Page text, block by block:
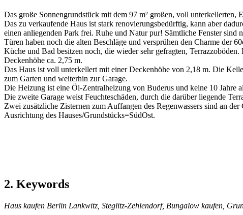
Das große Sonnengrundstück mit dem 97 m² großen, voll
Das zu verkaufende Haus ist stark renovierungsbedürftig, kann aber
einen anliegenden Park frei. Ruhe und Natur pur! Sämtliche Fenster
Türen haben noch die alten Beschläge und versprühen den Charme der
Küche und Bad besitzen noch, die wieder sehr gefragten,
Deckenhöhe ca. 2,75 m.
Das Haus ist voll unterkellert mit einer Deckenhöhe von 2,18 m. Die
zum Garten und weiterhin zur Garage.
Die Heizung ist eine Öl-Zentralheizung von Buderus und keine 10 Jahre
Die zweite Garage weist Feuchteschäden, durch die darüber liegende
Zwei zusätzliche Zisternen zum Auffangen des Regenwassers sind an
Ausrichtung des Hauses/Grundstücks=SüdOst.
2. Keywords
Haus kaufen Berlin Lankwitz, Steglitz-Zehlendorf, Bungalow kaufen,